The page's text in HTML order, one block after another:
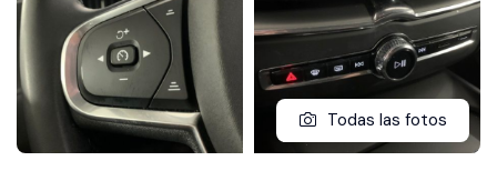
Todas las fotos